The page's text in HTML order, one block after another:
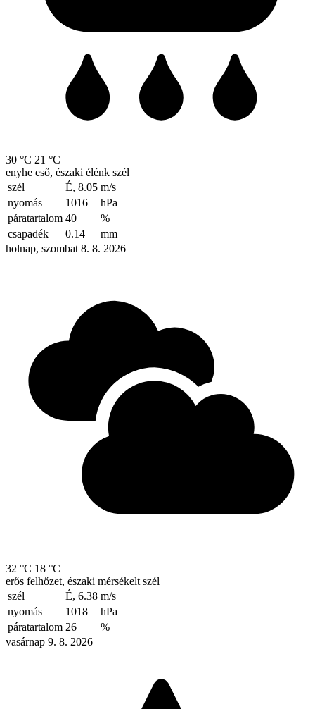
30 °C 21 °C
enyhe eső, északi élénk szél
szél
É, 8.05 m/s
nyomás
1016
hPa
páratartalom 40
%
csapadék
0.14
mm
holnap, szombat 8. 8. 2026
32 °C 18 °C
erős felhőzet, északi mérsékelt szél
szél
É, 6.38 m/s
nyomás
1018
hPa
páratartalom 26
%
vasárnap 9. 8. 2026